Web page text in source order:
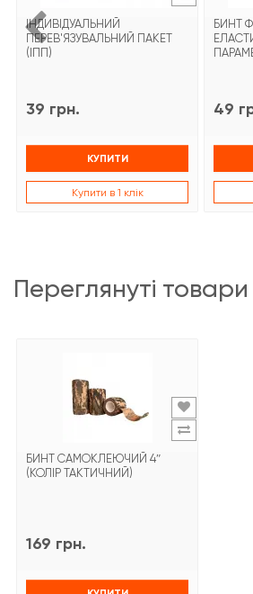
ІНДИВІДУАЛЬНИЙ
ПЕРЕВ'ЯЗУВАЛЬНИЙ ПАКЕТ
(ІПП)
39 грн.
КУПИТИ
Купити в 1 клік
БИНТ
49
переглянуті товари
БИНТ САМОКЛЕЮЧИЙ 4″
(КОЛІР ТАКТИЧНИЙ)
169 грн.